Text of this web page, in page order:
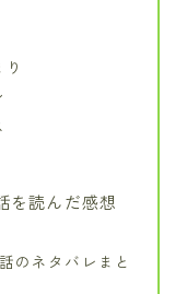
を読んだ感想
のネタバレまと